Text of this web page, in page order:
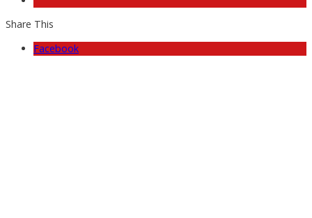
Share This
Facebook